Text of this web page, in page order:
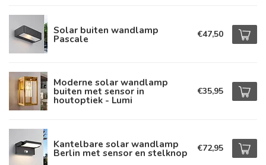
Solar buiten wandlamp
Pascale €47,50
Moderne solar wandlamp
buiten met sensor in
houtoptiek - Lumi
€35,95
Kantelbare solar wandlamp
Berlin met sensor en stelknop €72,95